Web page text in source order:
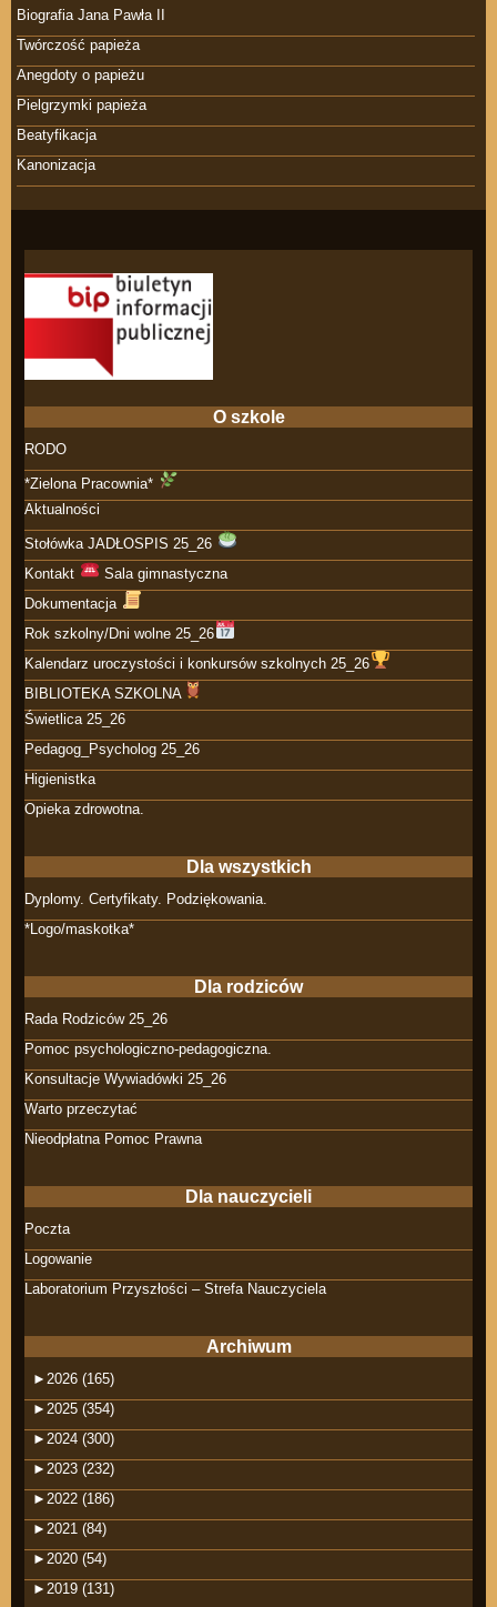
Biografia Jana Pawła II
Twórczość papieża
Anegdoty o papieżu
Pielgrzymki papieża
Beatyfikacja
Kanonizacja
O szkole
RODO
*Zielona Pracownia*
Aktualności
Stołówka JADŁOSPIS 25_26
Kontakt
Sala gimnastyczna
Dokumentacja
Rok szkolny/Dni wolne 25_26
Kalendarz uroczystości i konkursów szkolnych 25_26
BIBLIOTEKA SZKOLNA
Świetlica 25_26
Pedagog_Psycholog 25_26
Higienistka
Opieka zdrowotna.
Dla wszystkich
Dyplomy. Certyfikaty. Podziękowania.
*Logo/maskotka*
Dla rodziców
Rada Rodziców 25_26
Pomoc psychologiczno-pedagogiczna.
Konsultacje Wywiadówki 25_26
Warto przeczytać
Nieodpłatna Pomoc Prawna
Dla nauczycieli
Poczta
Logowanie
Laboratorium Przyszłości – Strefa Nauczyciela
Archiwum
► 2026 (165)
► 2025 (354)
► 2024 (300)
► 2023 (232)
► 2022 (186)
► 2021 (84)
► 2020 (54)
► 2019 (131)